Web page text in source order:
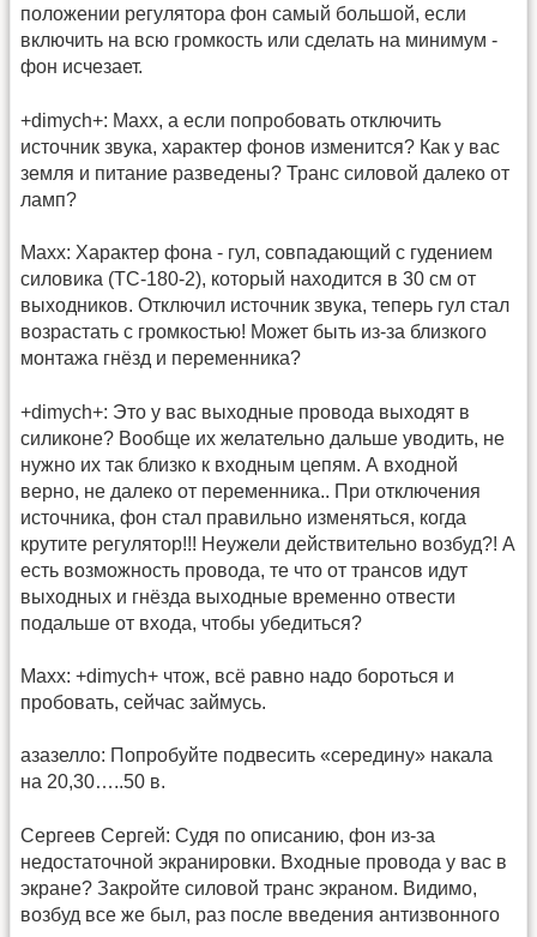
положении регулятора фон самый большой, если
включить на всю громкость или сделать на минимум -
фон исчезает.
+dimych+: Махх, а если попробовать отключить
источник звука, характер фонов изменится? Как у вас
земля и питание разведены? Транс силовой далеко от
ламп?
Maxx: Характер фона - гул, совпадающий с гудением
силовика (ТС-180-2), который находится в 30 см от
выходников. Отключил источник звука, теперь гул стал
возрастать с громкостью! Может быть из-за близкого
монтажа гнёзд и переменника?
+dimych+: Это у вас выходные провода выходят в
силиконе? Вообще их желательно дальше уводить, не
нужно их так близко к входным цепям. А входной
верно, не далеко от переменника.. При отключения
источника, фон стал правильно изменяться, когда
крутите регулятор!!! Неужели действительно возбуд?! А
есть возможность провода, те что от трансов идут
выходных и гнёзда выходные временно отвести
подальше от входа, чтобы убедиться?
Maxx: +dimych+ чтож, всё равно надо бороться и
пробовать, сейчас займусь.
азазелло: Попробуйте подвесить «середину» накала
на 20,30…..50 в.
Сергеев Сергей: Судя по описанию, фон из-за
недостаточной экранировки. Входные провода у вас в
экране? Закройте силовой транс экраном. Видимо,
возбуд все же был, раз после введения антизвонного